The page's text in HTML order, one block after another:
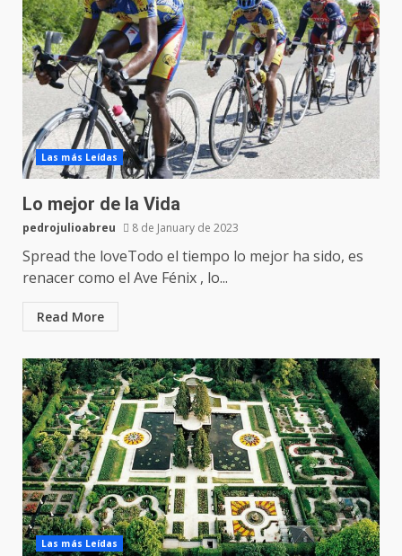
Las más Leídas
Lo mejor de la Vida
pedrojulioabreu 8 de January de 2023
Spread the loveTodo el tiempo lo mejor ha sido, es
renacer como el Ave Fénix , lo...
Read More
Las más Leídas